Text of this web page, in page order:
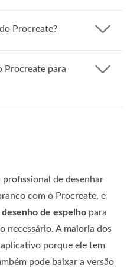
Procreate?
Procreate para
profissional de desenhar
com o Procreate, e
desenho de espelho para
necessário. A maioria dos
porque ele tem
pode baixar a versão